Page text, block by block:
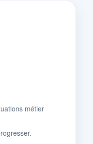
métier